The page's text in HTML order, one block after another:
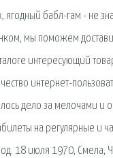
бабл-гам - не
мы поможем
интересующий
интернет-
дело за мелочами
на регулярные
18 июля 1970, Смела,